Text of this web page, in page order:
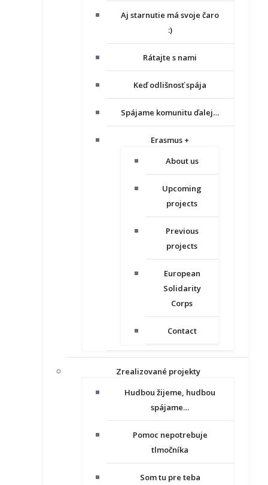
Aj starnutie má svoje čaro
:)
Rátajte s nami
Keď odlišnosť spája
Spájame komunitu ďalej…
Erasmus +
About us
Upcoming
projects
Previous
projects
European
Solidarity
Corps
Contact
Zrealizované projekty
Hudbou žijeme, hudbou
spájame…
Pomoc nepotrebuje
tlmočníka
Som tu pre teba